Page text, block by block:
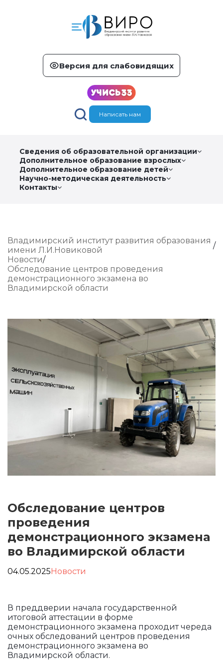
Версия для слабовидящих
Написать нам
Сведения об образовательной организации
Дополнительное образование взрослых
Дополнительное образование детей
Научно-методическая деятельность
Контакты
Владимирский институт развития образования
имени Л.И.Новиковой
Новости
Обследование центров проведения
демонстрационного экзамена во
Владимирской области
Обследование центров
проведения
демонстрационного экзамена
во Владимирской области
04.05.2025Новости
В преддверии начала государственной
итоговой аттестации в форме
демонстрационного экзамена проходит череда
очных обследований центров проведения
демонстрационного экзамена во
Владимирской области.